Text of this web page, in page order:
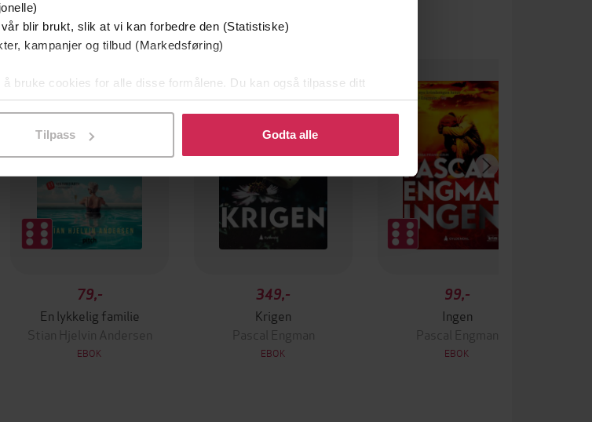
blir brukt, slik at vi kan forbedre den (Statistiske)
kampanjer og tilbud (Markedsføring)
bruke cookies for alle disse formålene. Du kan også tilpasse ditt
Du kan når som helst trekke tilbake eller endre ditt samtykke.
Tilpass Godta alle
79,-
En lykkelig familie
Stian Hjelvin Andersen
EBOK
349,-
Krigen
Pascal Engman
EBOK
99,-
Ingen
Pascal Engman
EBOK